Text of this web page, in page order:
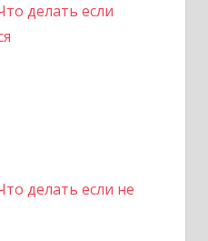
делать если
делать если не